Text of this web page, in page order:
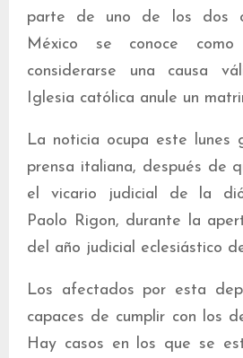
parte de uno de los dos
México se conoce como
considerarse una causa
Iglesia católica anule un
La noticia ocupa este lunes
prensa italiana, después de
el vicario judicial de la
Paolo Rigon, durante la
del año judicial eclesiástico
Los afectados por esta
capaces de cumplir con los
Hay casos en los que se